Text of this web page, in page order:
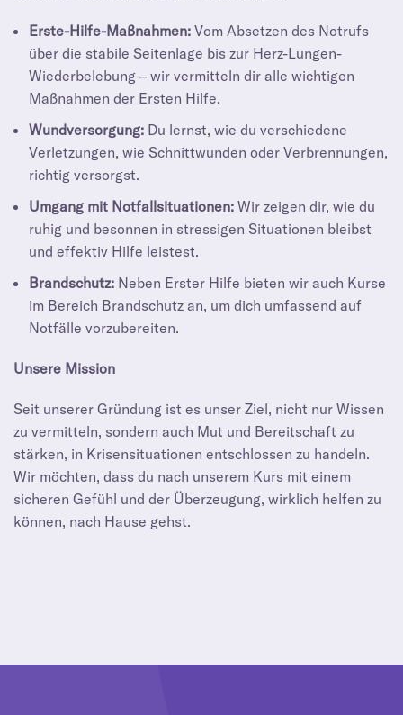
Erste-Hilfe-Maßnahmen: Vom Absetzen des Notrufs
über die stabile Seitenlage bis zur Herz-Lungen-
Wiederbelebung – wir vermitteln dir alle wichtigen
Maßnahmen der Ersten Hilfe.
Wundversorgung: Du lernst, wie du verschiedene
Verletzungen, wie Schnittwunden oder Verbrennungen,
richtig versorgst.
Umgang mit Notfallsituationen: Wir zeigen dir, wie du
ruhig und besonnen in stressigen Situationen bleibst
und effektiv Hilfe leistest.
Brandschutz: Neben Erster Hilfe bieten wir auch Kurse
im Bereich Brandschutz an, um dich umfassend auf
Notfälle vorzubereiten.
Unsere Mission
Seit unserer Gründung ist es unser Ziel, nicht nur Wissen
zu vermitteln, sondern auch Mut und Bereitschaft zu
stärken, in Krisensituationen entschlossen zu handeln.
Wir möchten, dass du nach unserem Kurs mit einem
sicheren Gefühl und der Überzeugung, wirklich helfen zu
können, nach Hause gehst.